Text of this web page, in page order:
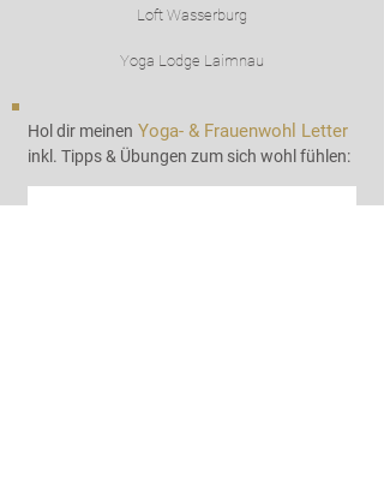
Loft Wasserburg
Yoga Lodge Laimnau
Hol dir meinen Yoga- & Frauenwoh l Letter
inkl. Tipps & Übungen zum sich wohl fühlen: